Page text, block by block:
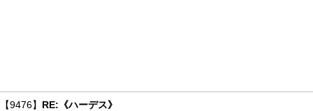
【9476】 RE:《ハーデス》